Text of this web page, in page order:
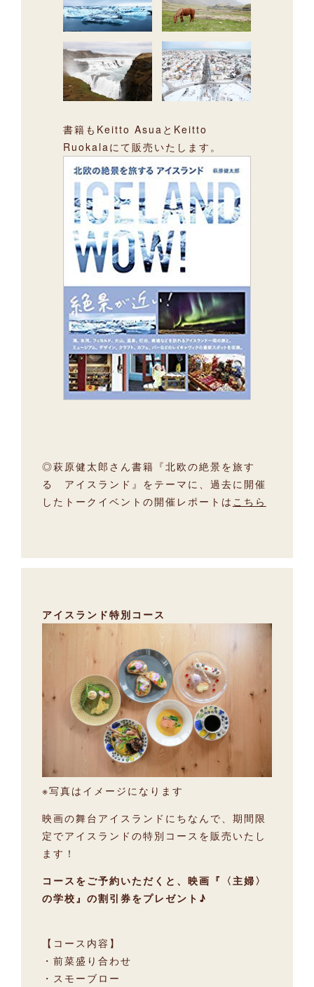
書籍もKeitto AsuaとKeitto
Ruokalaにて販売いたします。
◎萩原健太郎さん書籍『北欧の絶景を旅す
る アイスランド』をテーマに、過去に開催
したトークイベントの開催レポートは こちら
アイスランド特別コース
※写真はイメージになります
映画の舞台アイスランドにちなんで、期間限
定でアイスランドの特別コースを販売いたし
ます！
コースをご予約いただくと、映画『〈主婦〉
の学校』の割引券をプレゼント♪
【コース内容】
・前菜盛り合わせ
・スモーブロー